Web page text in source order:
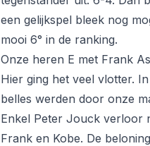
een gelijkspel bleek nog
mooi 6° in de ranking.
Onze heren E met Frank
Hier ging het veel vlotter.
belles werden door onze
Enkel Peter Jouck verloor
Frank en Kobe. De